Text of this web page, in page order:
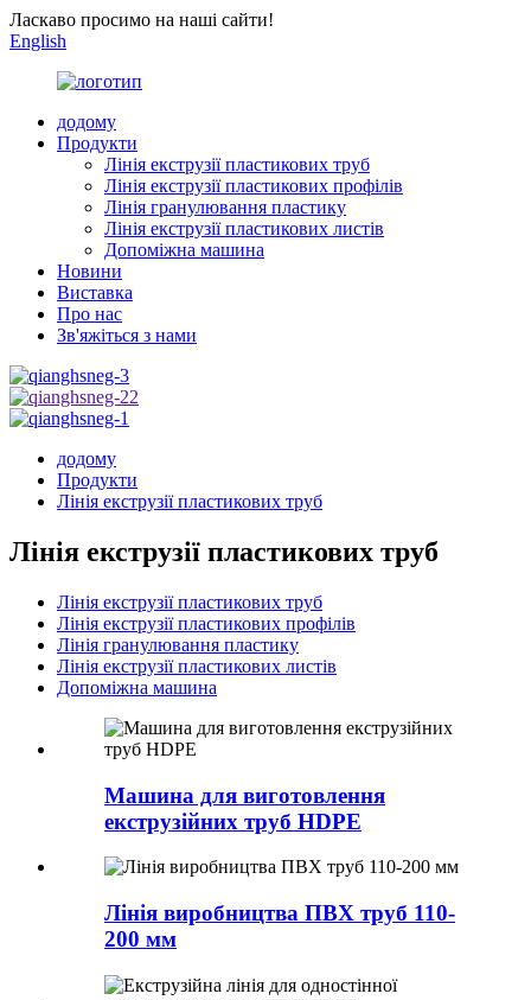
Ласкаво просимо на наші сайти!
English
додому
Продукти
Лінія екструзії пластикових труб
Лінія екструзії пластикових профілів
Лінія гранулювання пластику
Лінія екструзії пластикових листів
Допоміжна машина
Новини
Виставка
Про нас
Зв'яжіться з нами
додому
Продукти
Лінія екструзії пластикових труб
Лінія екструзії пластикових труб
Лінія екструзії пластикових труб
Лінія екструзії пластикових профілів
Лінія гранулювання пластику
Лінія екструзії пластикових листів
Допоміжна машина
Машина для виготовлення
екструзійних труб HDPE
Лінія виробництва ПВХ труб 110-
200 мм